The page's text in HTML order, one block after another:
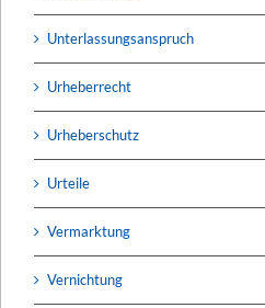
Unterlassungsanspruch
Urheberrecht
Urheberschutz
Urteile
Vermarktung
Vernichtung